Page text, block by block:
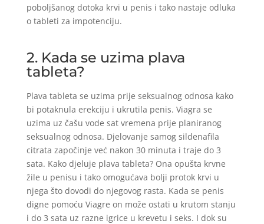
poboljšanog dotoka krvi u penis i tako nastaje odluka
o tableti za impotenciju.
2. Kada se uzima plava
tableta?
Plava tableta se uzima prije seksualnog odnosa kako
bi potaknula erekciju i ukrutila penis. Viagra se
uzima uz čašu vode sat vremena prije planiranog
seksualnog odnosa. Djelovanje samog sildenafila
citrata započinje već nakon 30 minuta i traje do 3
sata. Kako djeluje plava tableta? Ona opušta krvne
žile u penisu i tako omogućava bolji protok krvi u
njega što dovodi do njegovog rasta. Kada se penis
digne pomoću Viagre on može ostati u krutom stanju
i do 3 sata uz razne igrice u krevetu i seks. I dok su